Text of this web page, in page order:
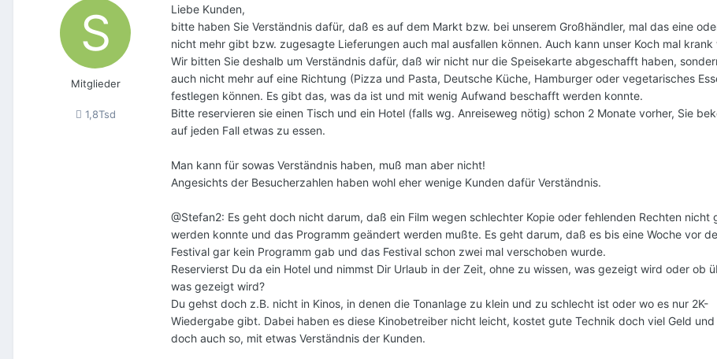
Mitglieder
1,8Tsd
Liebe Kunden,
bitte haben Sie Verständnis dafür, daß es auf dem Markt bzw. bei unserem Großhändler, mal das eine
nicht mehr gibt bzw. zugesagte Lieferungen auch mal ausfallen können. Auch kann unser Koch mal krank
Wir bitten Sie deshalb um Verständnis dafür, daß wir nicht nur die Speisekarte abgeschafft haben,
auch nicht mehr auf eine Richtung (Pizza und Pasta, Deutsche Küche, Hamburger oder vegetarisches
festlegen können. Es gibt das, was da ist und mit wenig Aufwand beschafft werden konnte.
Bitte reservieren sie einen Tisch und ein Hotel (falls wg. Anreiseweg nötig) schon 2 Monate vorher, Sie
auf jeden Fall etwas zu essen.
Man kann für sowas Verständnis haben, muß man aber nicht!
Angesichts der Besucherzahlen haben wohl eher wenige Kunden dafür Verständnis.
@Stefan2: Es geht doch nicht darum, daß ein Film wegen schlechter Kopie oder fehlenden Rechten nicht
werden konnte und das Programm geändert werden mußte. Es geht darum, daß es bis eine Woche vor
Festival gar kein Programm gab und das Festival schon zwei mal verschoben wurde.
Reservierst Du da ein Hotel und nimmst Dir Urlaub in der Zeit, ohne zu wissen, was gezeigt wird oder ob
was gezeigt wird?
Du gehst doch z.B. nicht in Kinos, in denen die Tonanlage zu klein und zu schlecht ist oder wo es nur 2K-
Wiedergabe gibt. Dabei haben es diese Kinobetreiber nicht leicht, kostet gute Technik doch viel Geld
doch auch so, mit etwas Verständnis der Kunden.